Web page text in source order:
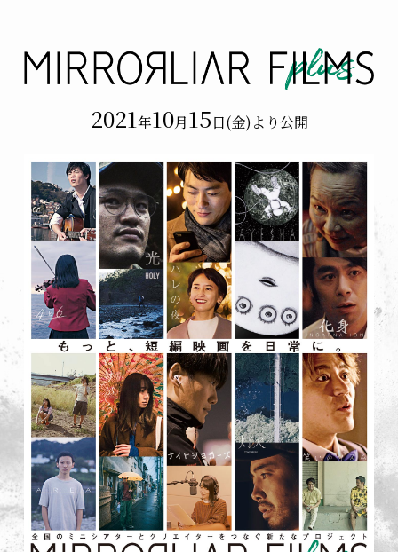
2021年10月15日(金)より公開